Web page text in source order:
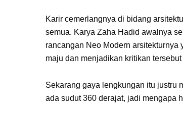
Karir cemerlangnya di bidang
semua. Karya Zaha Hadid awalnya
rancangan Neo Modern
maju dan menjadikan kritikan
Sekarang gaya lengkungan itu justru
ada sudut 360 derajat, jadi mengapa